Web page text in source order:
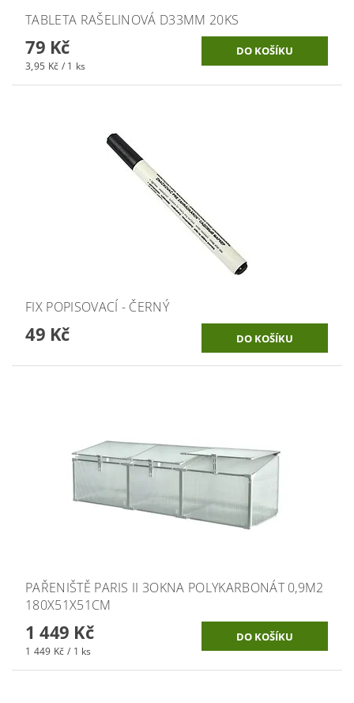
TABLETA RAŠELINOVÁ D33MM 20KS
79 Kč
3,95 Kč / 1 ks
FIX POPISOVACÍ - ČERNÝ
49 Kč
PAŘENIŠTĚ PARIS II 3OKNA POLYKARBONÁT 0,9M2
180X51X51CM
1 449 Kč
1 449 Kč / 1 ks